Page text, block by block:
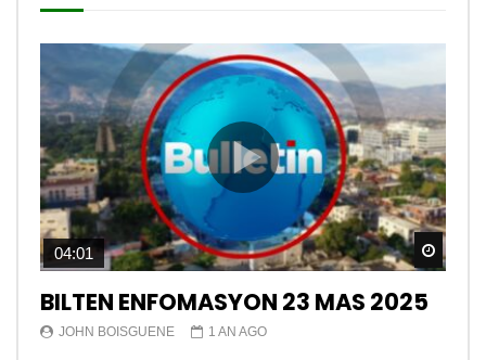
04:01
BILTEN ENFOMASYON 23 MAS 2025
JOHN BOISGUENE 1 AN AGO